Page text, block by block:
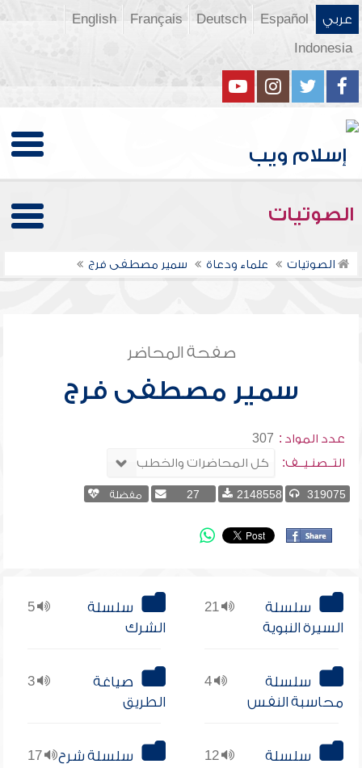
عربي Español
Deutsch
Français
English
Indonesia
الصوتيات
الصوتيات علماء ودعاة سمير مصطفى فرج
صفحة المحاضر
سمير مصطفى فرج
عدد المواد : 307
التــصنـيــف:
319075
2148558
27 مفضلة
21
سلسلة
السيرة النبوية
5
سلسلة
الشرك
4
سلسلة
محاسبة النفس
3
صياغة
الطريق
12
سلسلة
17
سلسلة شرح